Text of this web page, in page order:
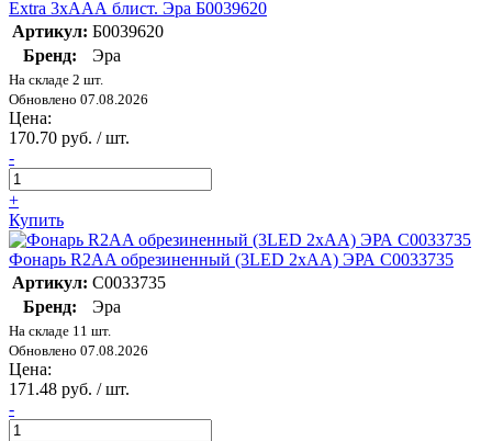
Extra 3хААА блист. Эра Б0039620
Артикул: Б0039620
Бренд:
Эра
На складе 2 шт.
Обновлено 07.08.2026
Цена:
170.70 руб. / шт.
-
+
Купить
Фонарь R2AA обрезиненный (3LED 2хAA) ЭРА C0033735
Артикул: C0033735
Бренд:
Эра
На складе 11 шт.
Обновлено 07.08.2026
Цена:
171.48 руб. / шт.
-